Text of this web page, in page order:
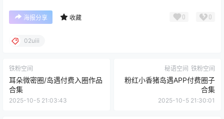
海报分享 收藏 0 0
02uiii
铁粉空间
耳朵微密圈/岛遇付费入圈作品
合集
2025-10-5 21:03:43
秘语空间 铁粉空间
粉红小香猪岛遇APP付费圈子
合集
2025-10-5 21:30:01